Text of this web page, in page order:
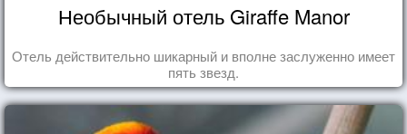
Необычный отель Giraffe Manor
Отель действительно шикарный и вполне заслуженно имеет
пять звезд.